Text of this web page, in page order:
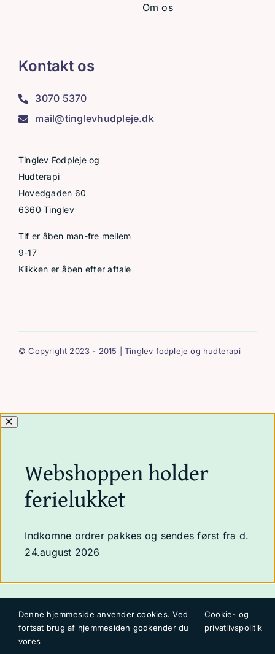
Om os
Kontakt os
3070 5370
mail@tinglevhudpleje.dk
Tinglev Fodpleje og
Hudterapi
Hovedgaden 60
6360 Tinglev
Tlf er åben man-fre mellem
9-17
Klikken er åben efter aftale
© Copyright 2023 - 2015 | Tinglev fodpleje og hudterapi
Webshoppen holder
ferielukket
Indkomne ordrer pakkes og sendes først fra d.
24.august 2026
Denne hjemmeside anvender cookies. Ved
fortsat brug af hjemmesiden godkender du
vores
Cookie- og
privatlivspolitik